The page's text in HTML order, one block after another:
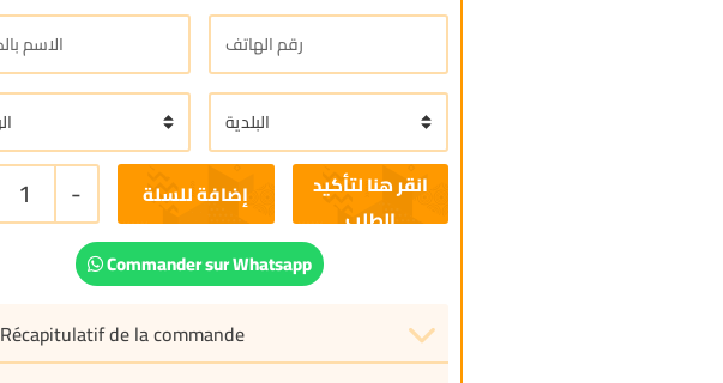
1 - إضافة للسلة
Commander sur Whatsapp
Récapitulatif de la commande